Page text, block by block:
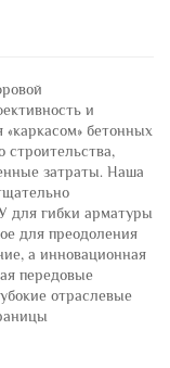
и
бетонных
строительства,
затраты. Наша
для гибки арматуры
для преодоления
а инновационная
передовые
отраслевые